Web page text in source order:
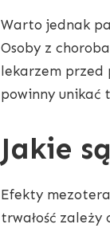
Warto jednak
Osoby z
lekarzem przed
powinny unikać
Jakie
Efekty
trwałość